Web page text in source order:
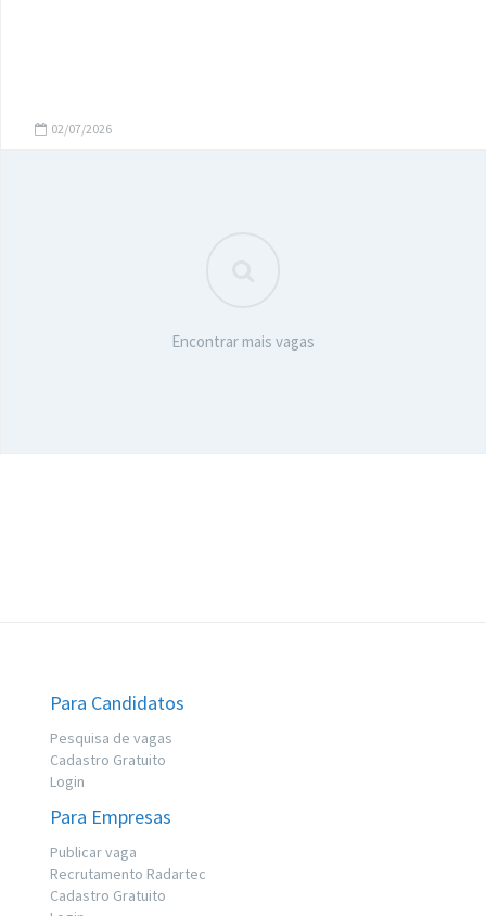
02/07/2026
Encontrar mais vagas
Para Candidatos
Pesquisa de vagas
Cadastro Gratuito
Login
Para Empresas
Publicar vaga
Recrutamento Radartec
Cadastro Gratuito